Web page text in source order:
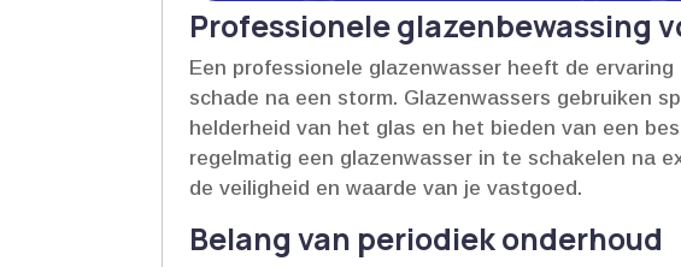
Professionele glazenbewassing
Een professionele glazenwasser heeft de
schade na een storm.​ Glazenwassers gebruiken
helderheid van het glas en het bieden van een
regelmatig een glazenwasser in te schakelen na
de veiligheid en waarde van je vastgoed.​
Belang van periodiek onderhoud